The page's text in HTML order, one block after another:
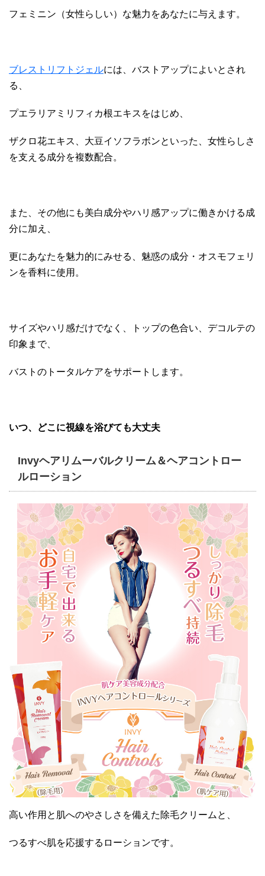
フェミニン（女性らしい）な魅力をあなたに与えます。
ブレストリフトジェルには、バストアップによいとされ
る、
プエラリアミリフィカ根エキスをはじめ、
ザクロ花エキス、大豆イソフラボンといった、女性らしさ
を支える成分を複数配合。
また、その他にも美白成分やハリ感アップに働きかける成
分に加え、
更にあなたを魅力的にみせる、魅惑の成分・オスモフェリ
ンを香料に使用。
サイズやハリ感だけでなく、トップの色合い、デコルテの
印象まで、
バストのトータルケアをサポートします。
いつ、どこに視線を浴びても大丈夫
Invyヘアリムーバルクリーム＆ヘアコントロー
ルローション
高い作用と肌へのやさしさを備えた除毛クリームと、
つるすべ肌を応援するローションです。